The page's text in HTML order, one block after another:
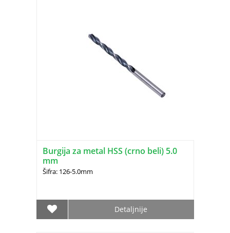
Burgija za metal HSS (crno beli) 5.0
mm
Šifra: 126-5.0mm
Detaljnije